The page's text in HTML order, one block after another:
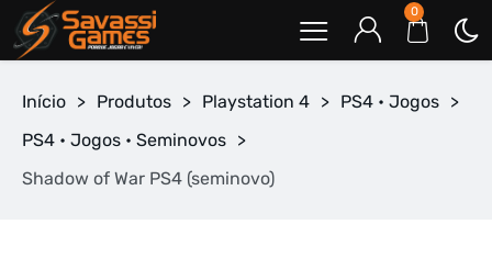
0
Início > Produtos > Playstation 4 > PS4 • Jogos >
PS4 • Jogos • Seminovos >
Shadow of War PS4 (seminovo)